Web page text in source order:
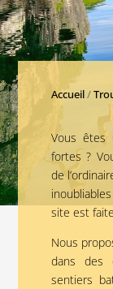
Accueil/
Vous êtes
fortes ?
de
site est
Nous
dans des
sentiers